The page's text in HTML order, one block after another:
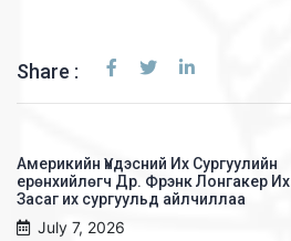
Share :
Америкийн Үндэсний Их Сургуулийн
ерөнхийлөгч Др. Фрэнк Лонгакер Их
Засаг их сургуульд айлчиллаа
July 7, 2026